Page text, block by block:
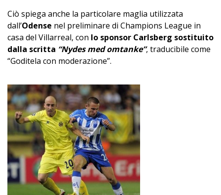
Ciò spiega anche la particolare maglia utilizzata
dall’Odense nel preliminare di Champions League in
casa del Villarreal, con lo sponsor Carlsberg sostituito
dalla scritta “Nydes med omtanke”, traducibile come
“Goditela con moderazione”.